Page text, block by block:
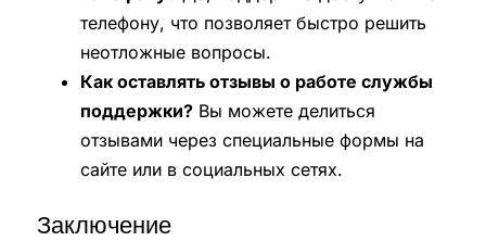
телефону, что позволяет быстро решить
неотложные вопросы.
Как оставлять отзывы о работе службы
поддержки?Вы можете делиться
отзывами через специальные формы на
сайте или в социальных сетях.
Заключение